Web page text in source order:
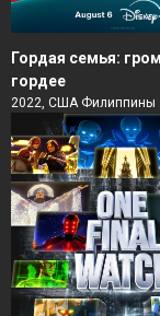
Гордая семья:
гордее
2022, США Филиппины